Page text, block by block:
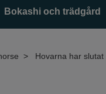
Bokashi och trädgård
Hovarna har slutat